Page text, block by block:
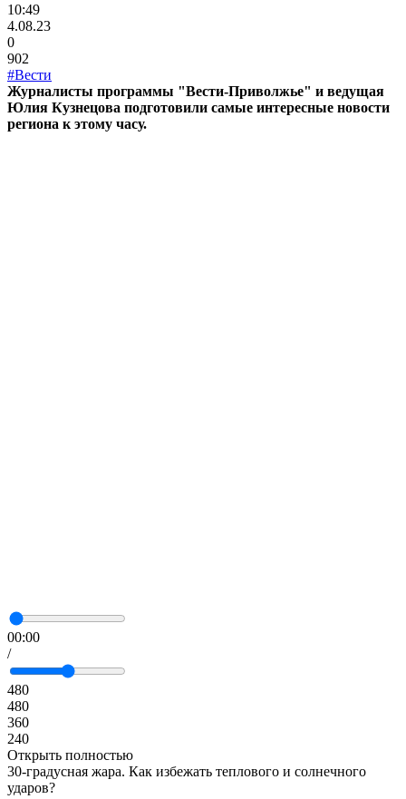
10:49
4.08.23
0
902
#Вести
Журналисты программы "Вести-Приволжье" и ведущая
Юлия Кузнецова подготовили самые интересные новости
региона к этому часу.
00:00
/
480
480
360
240
Открыть полностью
30-градусная жара. Как избежать теплового и солнечного
ударов?